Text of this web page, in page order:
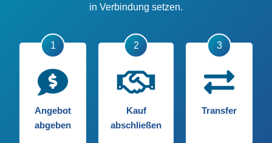
in Verbindung setzen.
Angebot
abgeben
Kauf
abschließen
Transfer